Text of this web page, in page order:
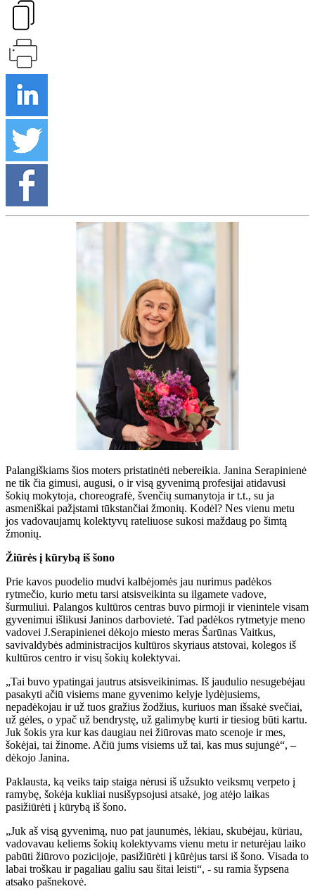
Palangiškiams šios moters pristatinėti nebereikia. Janina Serapinienė
ne tik čia gimusi, augusi, o ir visą gyvenimą profesijai atidavusi
šokių mokytoja, choreografė, švenčių sumanytoja ir t.t., su ja
asmeniškai pažįstami tūkstančiai žmonių. Kodėl? Nes vienu metu
jos vadovaujamų kolektyvų rateliuose sukosi maždaug po šimtą
žmonių.
Žiūrės į kūrybą iš šono
Prie kavos puodelio mudvi kalbėjomės jau nurimus padėkos
rytmečio, kurio metu tarsi atsisveikinta su ilgamete vadove,
šurmuliui. Palangos kultūros centras buvo pirmoji ir vienintele visam
gyvenimui išlikusi Janinos darbovietė. Tad padėkos rytmetyje meno
vadovei J.Serapinienei dėkojo miesto meras Šarūnas Vaitkus,
savivaldybės administracijos kultūros skyriaus atstovai, kolegos iš
kultūros centro ir visų šokių kolektyvai.
„Tai buvo ypatingai jautrus atsisveikinimas. Iš jaudulio nesugebėjau
pasakyti ačiū visiems mane gyvenimo kelyje lydėjusiems,
nepadėkojau ir už tuos gražius žodžius, kuriuos man išsakė svečiai,
už gėles, o ypač už bendrystę, už galimybę kurti ir tiesiog būti kartu.
Juk šokis yra kur kas daugiau nei žiūrovas mato scenoje ir mes,
šokėjai, tai žinome. Ačiū jums visiems už tai, kas mus sujungė“, –
dėkojo Janina.
Paklausta, ką veiks taip staiga nėrusi iš užsukto veiksmų verpeto į
ramybę, šokėja kukliai nusišypsojusi atsakė, jog atėjo laikas
pasižiūrėti į kūrybą iš šono.
„Juk aš visą gyvenimą, nuo pat jaunumės, lėkiau, skubėjau, kūriau,
vadovavau keliems šokių kolektyvams vienu metu ir neturėjau laiko
pabūti žiūrovo pozicijoje, pasižiūrėti į kūrėjus tarsi iš šono. Visada to
labai troškau ir pagaliau galiu sau šitai leisti“, - su ramia šypsena
atsako pašnekovė.